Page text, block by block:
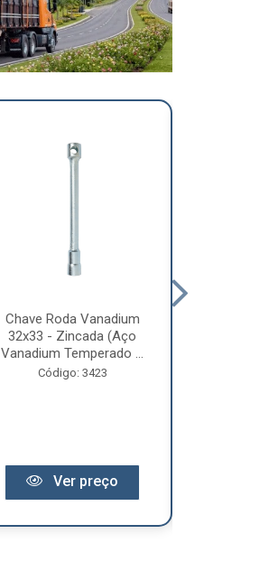
Chave Roda Vanadium
32x33 - Zincada (Aço
Vanadium Temperado ...
Código: 3423
Ver preço